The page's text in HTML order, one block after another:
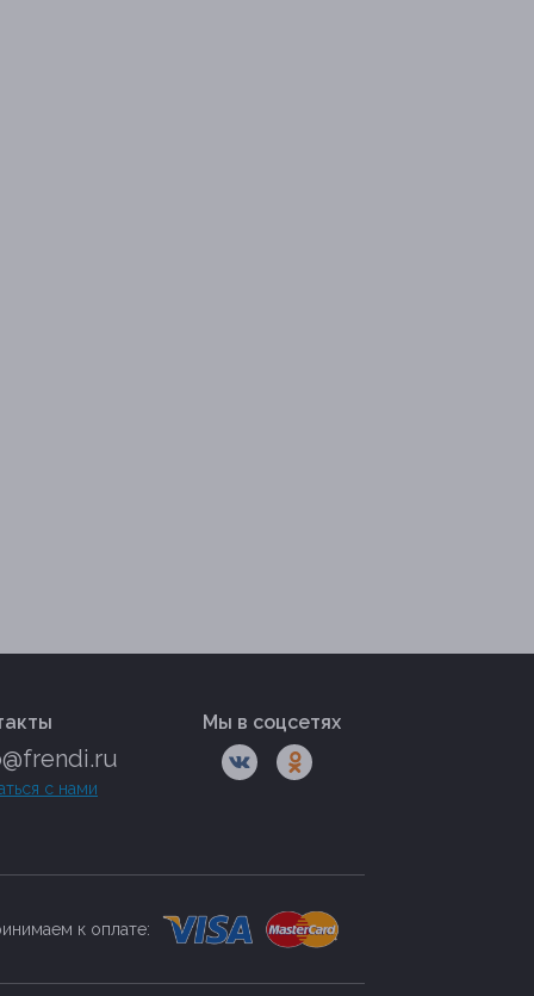
с нами
Мы в соцсетях
к оплате: